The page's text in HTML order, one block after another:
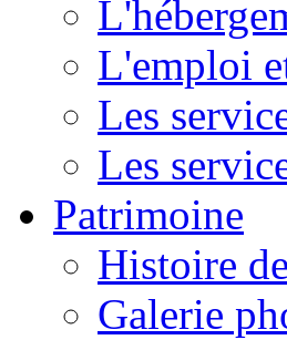
L'emploi
Les
Les
Patrimoine
Histoire
Galerie